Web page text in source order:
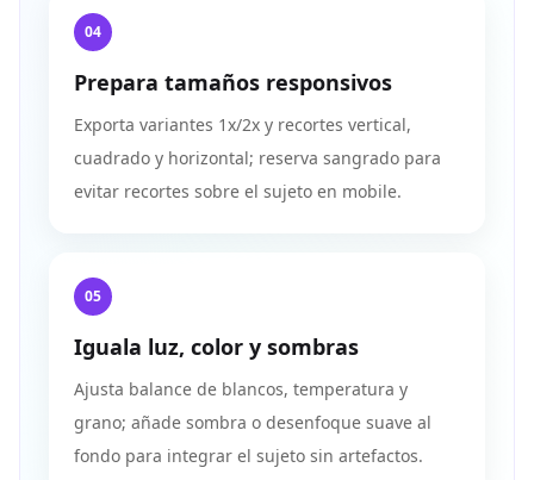
04
Prepara tamaños responsivos
Exporta variantes 1x/2x y recortes vertical,
cuadrado y horizontal; reserva sangrado para
evitar recortes sobre el sujeto en mobile.
05
Iguala luz, color y sombras
Ajusta balance de blancos, temperatura y
grano; añade sombra o desenfoque suave al
fondo para integrar el sujeto sin artefactos.